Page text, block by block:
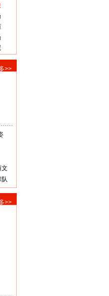
>>
>>